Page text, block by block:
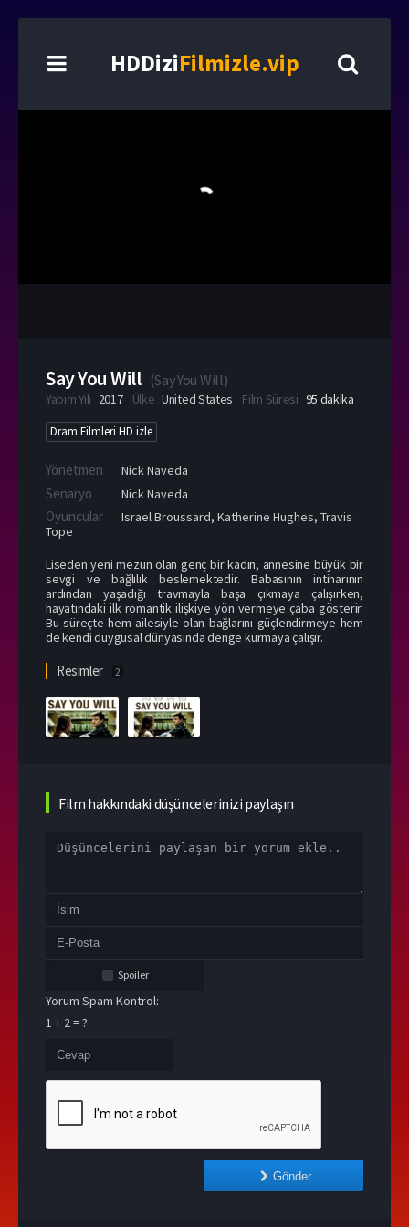
HDDiziFilmizle.vip
Say You Will (Say You Will)
Yapım Yılı 2017 Ülke United States Film Süresi 95 dakika
Dram Filmleri HD izle
Yönetmen Nick Naveda
Senaryo Nick Naveda
Oyuncular Israel Broussard, Katherine Hughes, Travis
Tope
Liseden yeni mezun olan genç bir kadın, annesine büyük bir
sevgi ve bağlılık beslemektedir. Babasının intiharının
ardından yaşadığı travmayla başa çıkmaya çalışırken,
hayatındaki ilk romantik ilişkiye yön vermeye çaba gösterir.
Bu süreçte hem ailesiyle olan bağlarını güçlendirmeye hem
de kendi duygusal dünyasında denge kurmaya çalışır.
Resimler 2
Film hakkındaki düşüncelerinizi paylaşın
Spoiler
Yorum Spam Kontrol:
1 + 2 = ?
Gönder